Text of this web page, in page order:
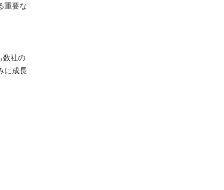
重要な
数社の
に成長